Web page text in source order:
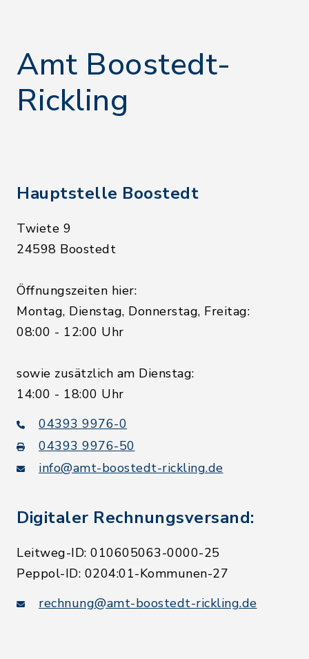
Amt Boostedt-
Rickling
Hauptstelle Boostedt
Twiete 9
24598 Boostedt
Öffnungszeiten hier:
Montag, Dienstag, Donnerstag, Freitag:
08:00 - 12:00 Uhr
sowie zusätzlich am Dienstag:
14:00 - 18:00 Uhr
04393 9976-0
04393 9976-50
info@amt-boostedt-rickling.de
Digitaler Rechnungsversand:
Leitweg-ID: 010605063-0000-25
Peppol-ID: 0204:01-Kommunen-27
rechnung@amt-boostedt-rickling.de